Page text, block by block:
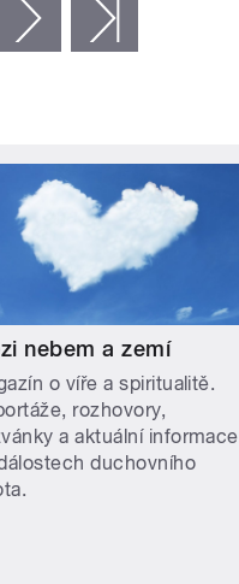
následující ›
nebem a zemí
o víře a spiritualitě.
rozhovory,
a aktuální informace
duchovního